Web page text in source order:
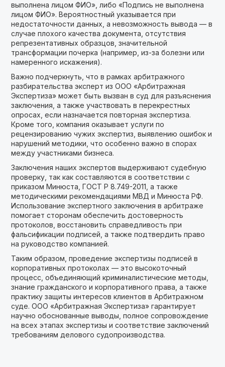
выполнена лицом ФИО», либо «Подпись не выполнена
лицом ФИО». Вероятностный указывается при
недостаточности данных, а невозможность вывода — в
случае плохого качества документа, отсутствия
репрезентативных образцов, значительной
трансформации почерка (например, из-за болезни или
намеренного искажения).
Важно подчеркнуть, что в рамках арбитражного
разбирательства эксперт из ООО «Арбитражная
Экспертиза» может быть вызван в суд для разъяснения
заключения, а также участвовать в перекрестных
опросах, если назначается повторная экспертиза.
Кроме того, компания оказывает услуги по
рецензированию чужих экспертиз, выявлению ошибок и
нарушений методики, что особенно важно в спорах
между участниками бизнеса.
Заключения наших экспертов выдерживают судебную
проверку, так как составляются в соответствии с
приказом Минюста, ГОСТ Р 8.749-2011, а также
методическими рекомендациями МВД и Минюста РФ.
Использование экспертного заключения в арбитраже
помогает сторонам обеспечить достоверность
протоколов, восстановить справедливость при
фальсификации подписей, а также подтвердить право
на руководство компанией.
Таким образом, проведение экспертизы подписей в
корпоративных протоколах — это высокоточный
процесс, объединяющий криминалистические методы,
знание гражданского и корпоративного права, а также
практику защиты интересов клиентов в Арбитражном
суде. ООО «Арбитражная Экспертиза» гарантирует
научно обоснованные выводы, полное сопровождение
на всех этапах экспертизы и соответствие заключений
требованиям делового судопроизводства.